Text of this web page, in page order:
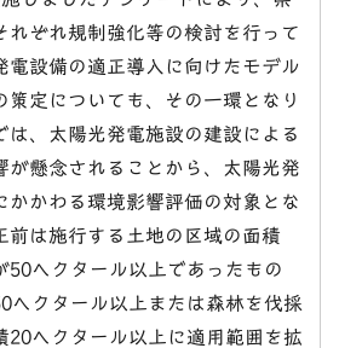
れぞれ規制強化等の検討を行って
電設備の適正導入に向けたモデル
策定についても、その一環となり
は、太陽光発電施設の建設による
が懸念されることから、太陽光発
かかわる環境影響評価の対象とな
前は施行する土地の区域の面積
50ヘクタール以上であったもの
ヘクタール以上または森林を伐採
20ヘクタール以上に適用範囲を拡